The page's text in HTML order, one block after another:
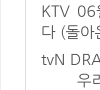
KTV 06
다 (돌아
tvN
우